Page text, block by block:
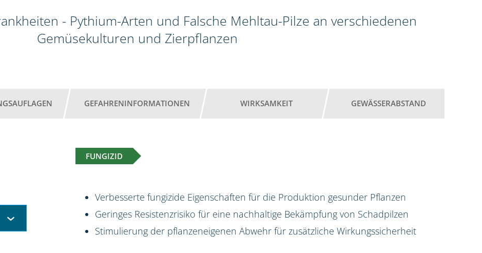
- Pythium-Arten und Falsche Mehltau-Pilze an verschiedenen
Gemüsekulturen und Zierpflanzen
GEFAHRENINFORMATIONEN WIRKSAMKEIT GEWÄSSERABSTAND
FUNGIZID
Verbesserte fungizide Eigenschaften für die Produktion gesunder Pflanzen
Geringes Resistenzrisiko für eine nachhaltige Bekämpfung von Schadpilzen
Stimulierung der pflanzeneigenen Abwehr für zusätzliche Wirkungssicherheit